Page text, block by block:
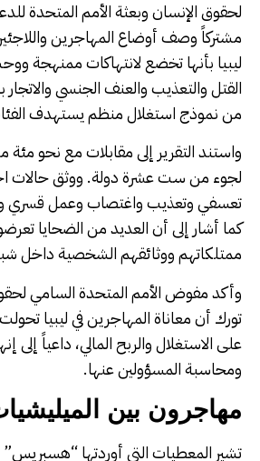
لحقوق الإنسان وبعثة الأمم المتحدة
مشتركاً وصف أوضاع المهاجرين
ليبيا بأنها تخضع لانتهاكات ممنهجة
القتل والتعذيب والعنف الجنسي
من نموذج استغلال منظم يستهدف
واستند التقرير إلى مقابلات مع نحو
لجوء من ست عشرة دولة. ووثق حالات
تعسفي وتعذيب واغتصاب وعمل قسري
كما أشار إلى أن العديد من الضحايا
ممتلكاتهم ووثائقهم الشخصية داخل
وأكد مفوض الأمم المتحدة السامي
تورك أن معاناة المهاجرين في ليبيا
على الاستغلال والربح المالي، داعياً إلى
ومحاسبة المسؤولين عنها.
مهاجرون بين
تشير المعطيات التي أوردتها